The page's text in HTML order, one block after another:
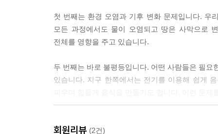
첫 번째는 환경 오염과 기후 변화 문제입니다. 우
모든 과정에서도 물이 오염되고 땅은 사막으로
전체를 영향을 주고 있습니다.
두 번째는 바로 불평등입니다. 어떤 사람들은 필
있습니다. 지구 한쪽에서는 전기를 이용해 쉽게
목표(SDG)를 발표했습니다. 이 목표는 환경 오염
회원리뷰 (2건)